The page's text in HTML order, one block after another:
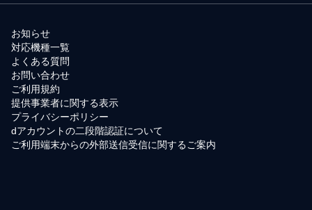
お知らせ
対応機種一覧
よくある質問
お問い合わせ
ご利用規約
提供事業者に関する表示
プライバシーポリシー
dアカウントの二段階認証について
ご利用端末からの外部送信受信に関するご案内